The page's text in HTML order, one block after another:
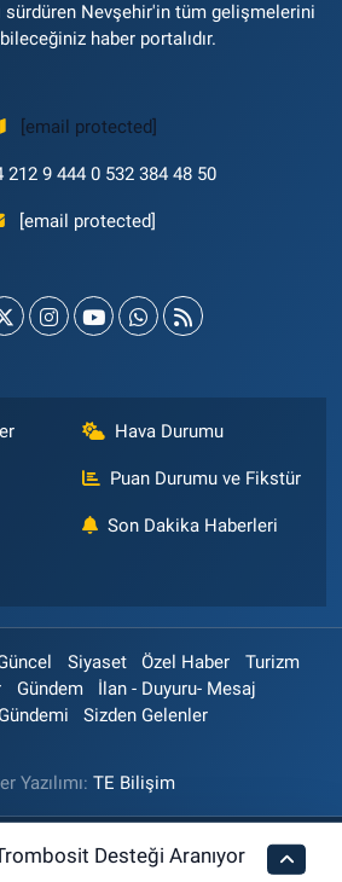
sürdüren Nevşehir'in tüm gelişmelerini
haber portalıdır.
[email protected]
212 9 444 0 532 384 48 50
[email protected]
Hava Durumu
Puan Durumu ve Fikstür
Son Dakika Haberleri
Siyaset Özel Haber
Turizm
Gündem
İlan - Duyuru- Mesaj
Sizden Gelenler
Yazılımı: TE Bilişim
Desteği Aranıyor